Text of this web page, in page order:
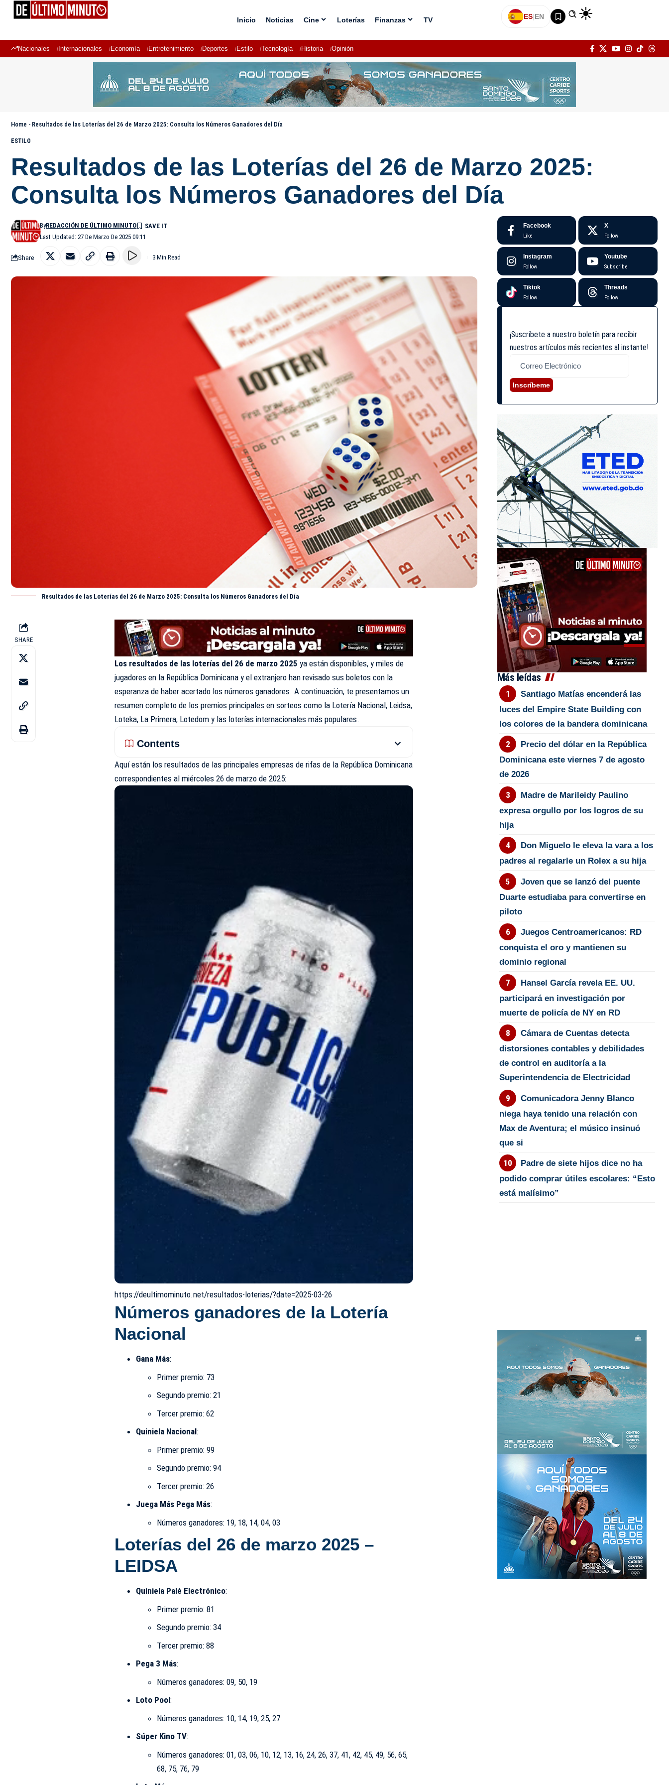
Inicio Noticias Cine Loterías Finanzas TV ES|EN
Nacionales Internacionales Economía Entretenimiento Deportes Estilo Tecnología Historia Opinión
Home - Resultados de las Loterías del 26 de Marzo 2025: Consulta los Números Ganadores del Día
ESTILO
Resultados de las Loterías del 26 de Marzo 2025:
Consulta los Números Ganadores del Día
Last Updated: 27 De Marzo De 2025 09:11
ByREDACCIÓN DE ÚLTIMO MINUTO
Share 3 Min Read
Resultados de las Loterías del 26 de Marzo 2025: Consulta los Números Ganadores del Día
SHARE
Los resultados de las loterías del 26 de marzo 2025 ya están disponibles, y miles de
jugadores en la República Dominicana y el extranjero han revisado sus boletos con la
esperanza de haber acertado los números ganadores. A continuación, te presentamos un
resumen completo de los premios principales en sorteos como la Lotería Nacional, Leidsa,
Loteka, La Primera, Lotedom y las loterías internacionales más populares.
Contents
Aquí están los resultados de las principales empresas de rifas de la República Dominicana
correspondientes almiércoles 26 de marzo de 2025:​
https://deultimominuto.net/resultados-loterias/?date=2025-03-26
Números ganadores de la Lotería
Nacional
Gana Más:
Primer premio: 73​
Segundo premio: 21​
Tercer premio: 62​
Quiniela Nacional:
Primer premio: 99
Segundo premio: 94​
Tercer premio: 26​
Juega Más Pega Más:
Números ganadores: 19, 18, 14, 04, 03
Loterías del 26 de marzo 2025 –
LEIDSA
Quiniela Palé Electrónico:
Primer premio: 81
Segundo premio: 34​
Tercer premio: 88​
Pega 3 Más:
Números ganadores: 09, 50, 19​
Loto Pool:
Números ganadores: 10, 14, 19, 25, 27​
Súper Kino TV:
Números ganadores: 01, 03, 06, 10, 12, 13, 16, 24, 26, 37, 41, 42, 45, 49, 56, 65,
68, 75, 76, 79
Facebook
Like
X
Follow
Instagram
Follow
Youtube
Subscribe
Tiktok
Follow
Threads
Follow
¡Suscríbete a nuestro boletín para recibir
nuestros artículos más recientes al instante!
Inscríbeme
Más leídas
Santiago Matías encenderá las
luces del Empire State Building con
los colores de la bandera dominicana
Precio del dólar en la República
Dominicana este viernes 7 de agosto
de 2026
Madre de Marileidy Paulino
expresa orgullo por los logros de su
hija
Don Miguelo le eleva la vara a los
padres al regalarle un Rolex a su hija
Joven que se lanzó del puente
Duarte estudiaba para convertirse en
piloto
Juegos Centroamericanos: RD
conquista el oro y mantienen su
dominio regional
Hansel García revela EE. UU.
participará en investigación por
muerte de policía de NY en RD
Cámara de Cuentas detecta
distorsiones contables y debilidades
de control en auditoría a la
Superintendencia de Electricidad
Comunicadora Jenny Blanco
niega haya tenido una relación con
Max de Aventura; el músico insinuó
que si
Padre de siete hijos dice no ha
podido comprar útiles escolares: “Esto
está malísimo”